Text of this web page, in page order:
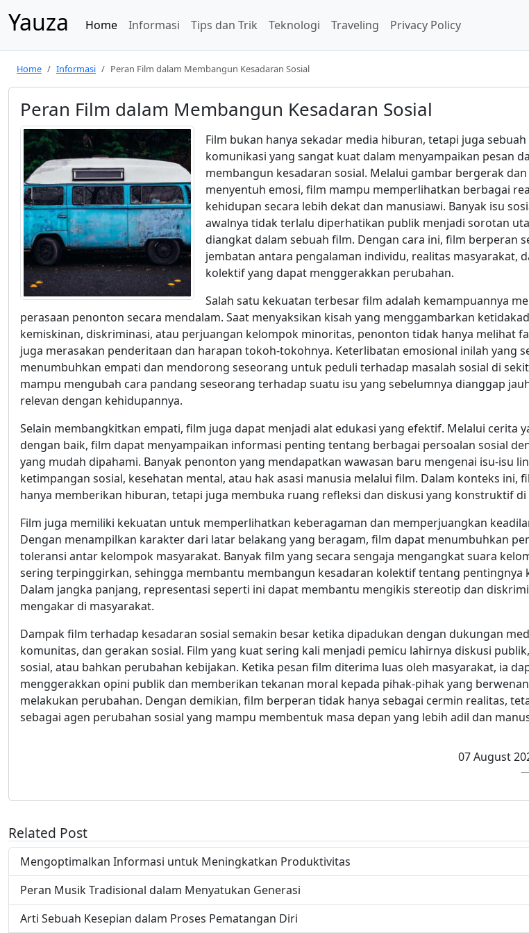
Yauza Home Informasi Tips dan Trik Teknologi Traveling Privacy Policy
Home Informasi Peran Film dalam Membangun Kesadaran Sosial
Peran Film dalam Membangun Kesadaran Sosial
Film bukan hanya sekadar media hiburan, tetapi juga sebuah
komunikasi yang sangat kuat dalam menyampaikan pesan
membangun kesadaran sosial. Melalui gambar bergerak
menyentuh emosi, film mampu memperlihatkan berbagai
kehidupan secara lebih dekat dan manusiawi. Banyak isu
awalnya tidak terlalu diperhatikan publik menjadi sorotan
diangkat dalam sebuah film. Dengan cara ini, film berperan
jembatan antara pengalaman individu, realitas masyarakat,
kolektif yang dapat menggerakkan perubahan.
Salah satu kekuatan terbesar film adalah kemampuannya
perasaan penonton secara mendalam. Saat menyaksikan kisah yang menggambarkan
kemiskinan, diskriminasi, atau perjuangan kelompok minoritas, penonton tidak hanya melihat
juga merasakan penderitaan dan harapan tokoh-tokohnya. Keterlibatan emosional inilah yang
menumbuhkan empati dan mendorong seseorang untuk peduli terhadap masalah sosial di
mampu mengubah cara pandang seseorang terhadap suatu isu yang sebelumnya dianggap
relevan dengan kehidupannya.
Selain membangkitkan empati, film juga dapat menjadi alat edukasi yang efektif. Melalui cerita
dengan baik, film dapat menyampaikan informasi penting tentang berbagai persoalan sosial
yang mudah dipahami. Banyak penonton yang mendapatkan wawasan baru mengenai isu-isu
ketimpangan sosial, kesehatan mental, atau hak asasi manusia melalui film. Dalam konteks ini,
hanya memberikan hiburan, tetapi juga membuka ruang refleksi dan diskusi yang konstruktif di
Film juga memiliki kekuatan untuk memperlihatkan keberagaman dan memperjuangkan
Dengan menampilkan karakter dari latar belakang yang beragam, film dapat menumbuhkan
toleransi antar kelompok masyarakat. Banyak film yang secara sengaja mengangkat suara
sering terpinggirkan, sehingga membantu membangun kesadaran kolektif tentang pentingnya
Dalam jangka panjang, representasi seperti ini dapat membantu mengikis stereotip dan
mengakar di masyarakat.
Dampak film terhadap kesadaran sosial semakin besar ketika dipadukan dengan dukungan
komunitas, dan gerakan sosial. Film yang kuat sering kali menjadi pemicu lahirnya diskusi
sosial, atau bahkan perubahan kebijakan. Ketika pesan film diterima luas oleh masyarakat, ia
menggerakkan opini publik dan memberikan tekanan moral kepada pihak-pihak yang
melakukan perubahan. Dengan demikian, film berperan tidak hanya sebagai cermin realitas,
sebagai agen perubahan sosial yang mampu membentuk masa depan yang lebih adil dan
07 August
Related Post
Mengoptimalkan Informasi untuk Meningkatkan Produktivitas
Peran Musik Tradisional dalam Menyatukan Generasi
Arti Sebuah Kesepian dalam Proses Pematangan Diri